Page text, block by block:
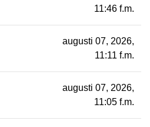
11:46 f.m.
augusti 07, 2026,
11:11 f.m.
augusti 07, 2026,
11:05 f.m.